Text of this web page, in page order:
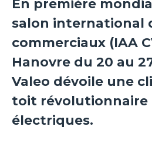
En première
salon international
commerciaux (IAA
Hanovre du 20 au
Valeo dévoile une
toit révolutionnaire
électriques.